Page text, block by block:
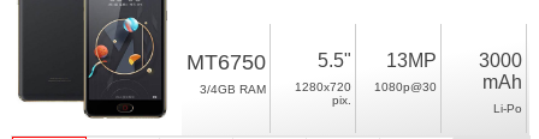
MT6750
3/4GB RAM
5.5"
1280x720
pix.
13MP
1080p@30
3000
mAh
Li-Po